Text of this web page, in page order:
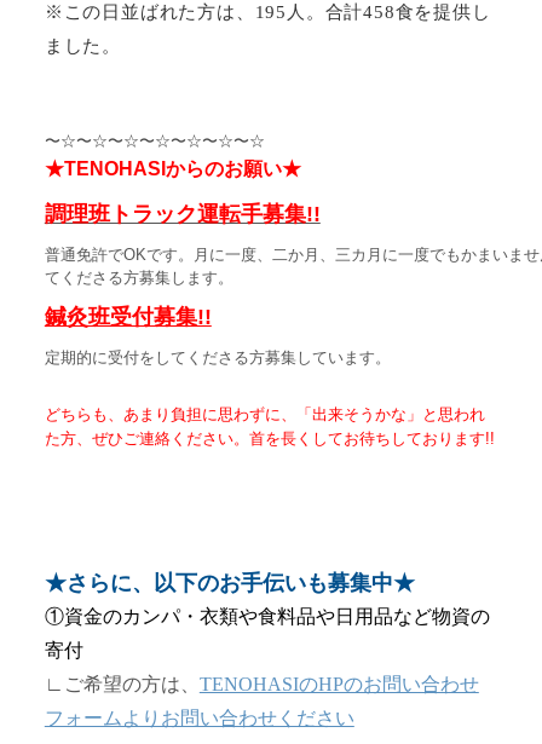
※この日並ばれた方は、 195 人。合計458食を提供し
ました。
〜☆〜☆〜☆〜☆〜☆〜☆〜☆
★TENOHASIからのお願い★
調理班トラック運転手募集!!
普通免許でOKです。月に一度、二か月、三カ月に一度でもかまいま
てくださる方募集します。
鍼灸班受付募集!!
定期的に受付をしてくださる方募集しています。
どちらも、あまり負担に思わずに、「出来そうかな」と思われ
た方、ぜひご連絡ください。首を長くしてお待ちしております!!
★さらに、以下のお手伝いも募集中★
①資金のカンパ・衣類や食料品や日用品など物資の
寄付
∟ご希望の方は、 TENOHASIのHPのお問い合わせ
フォームよりお問い合わせください